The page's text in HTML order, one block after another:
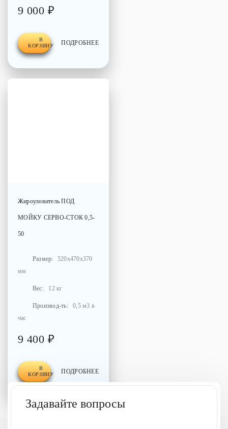
9 000 ₽
В
КОРЗИНУ
ПОДРОБНЕЕ
ЖироуловительПОД
МОЙКУ СЕРВО-СТОК 0,5-
50
Размер:
520x470x370
мм
Вес: 12 кг
Производ-ть:
0,5 м3 в
час
9 400 ₽
В
КОРЗИНУ
ПОДРОБНЕЕ
Задавайте вопросы